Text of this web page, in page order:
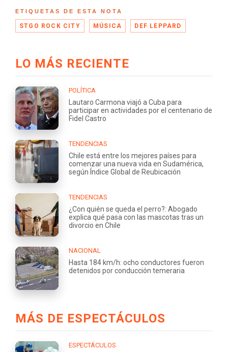
ETIQUETAS DE ESTA NOTA
STGO ROCK CITY MÚSICA DEF LEPPARD
LO MÁS RECIENTE
POLÍTICA
Lautaro Carmona viajó a Cuba para
participar en actividades por el centenario de
Fidel Castro
TENDENCIAS
Chile está entre los mejores países para
comenzar una nueva vida en Sudamérica,
según Índice Global de Reubicación
TENDENCIAS
¿Con quién se queda el perro?: Abogado
explica qué pasa con las mascotas tras un
divorcio en Chile
NACIONAL
Hasta 184 km/h: ocho conductores fueron
detenidos por conducción temeraria
MÁS DE ESPECTÁCULOS
ESPECTÁCULOS